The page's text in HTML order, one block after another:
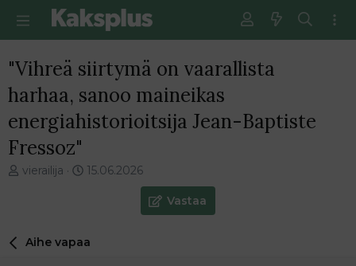
"Vihreä siirtymä on vaarallista
harhaa, sanoo maineikas
energiahistorioitsija Jean-Baptiste
Fressoz"
V
vierailija
E
m
15.06.2026
Vastaa
Aihe vapaa